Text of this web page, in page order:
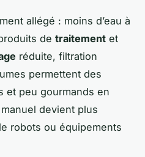
allégé : moins d’eau à
de traitement et
réduite, filtration
permettent des
et peu gourmands en
devient plus
robots ou équipements